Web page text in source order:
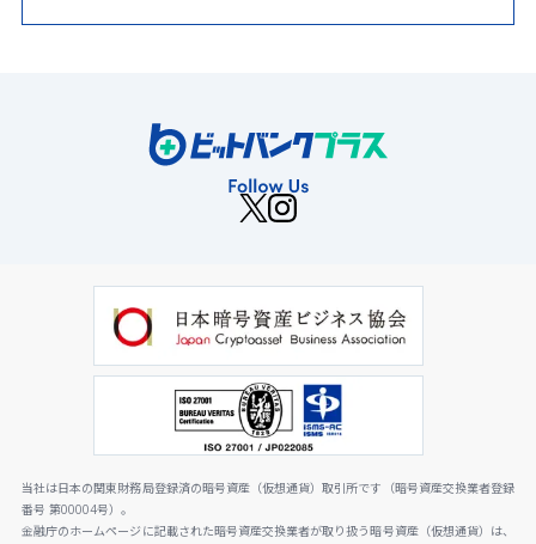
当社は日本の関東財務局登録済の暗号資産（仮想通貨）取引所です（暗号資産交換業者登録
番号 第00004号）。
金融庁のホームページに記載された暗号資産交換業者が取り扱う暗号資産（仮想通貨）は、